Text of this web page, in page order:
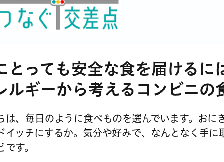
とっても安全な食を届けるに
ルギーから考えるコンビニの
は、毎日のように食べものを選んでいます。おに
イッチにするか。気分や好みで、なんとなく手に
です。